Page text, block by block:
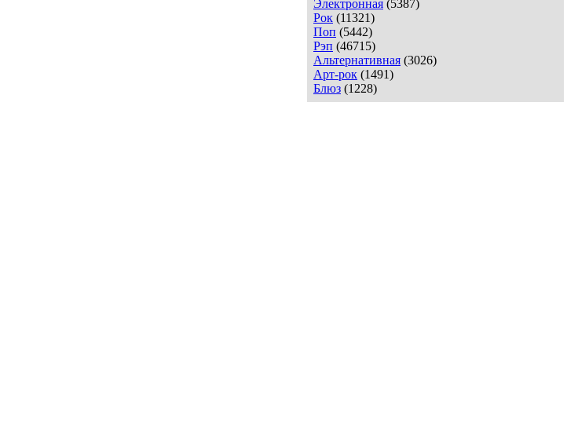
Электронная (5387)
Рок (11321)
Поп (5442)
Рэп (46715)
Альтернативная (3026)
Арт-рок (1491)
Блюз (1228)